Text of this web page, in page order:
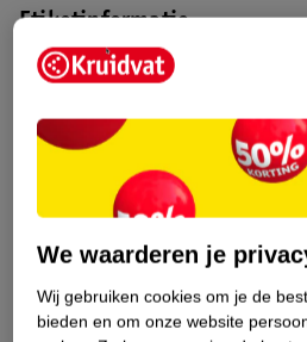
Etiketinformatie
Dit product
Impact Score.
Meer informatie
We waarderen je
Wij gebruiken cookies om je de
bieden en om onze website